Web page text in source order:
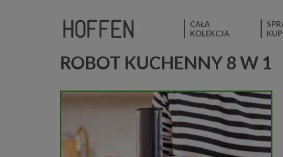
CAŁA
KOLEKCJA
ROBOT KUCHENNY 8 W 1